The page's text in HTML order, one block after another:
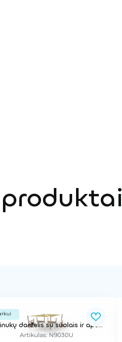
Sodinukų darželis su suolais ir apsauga nuo saulės
Artikulas: N9030U